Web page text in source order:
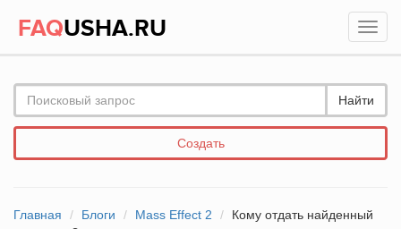
FAQUSHA.RU
Найти
Создать
Главная Блоги Mass Effect 2
Кому отдать найденный